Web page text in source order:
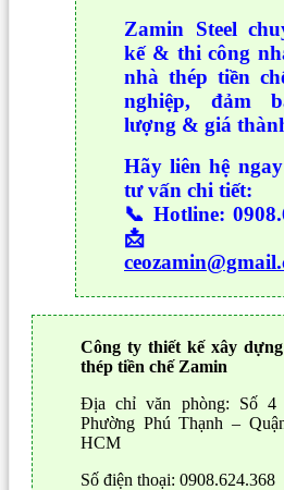
Zamin Steel
kế & thi công
nhà thép tiền
nghiệp, đảm
lượng & giá
Hãy liên hệ
tư vấn chi tiết:
📞 Hotline:
📩
Công ty thiết kế xây
thép tiền chế Zamin
Địa chỉ văn phòng: Số
Phường Phú Thạnh –
HCM
Số điện thoại: 0908.624.368